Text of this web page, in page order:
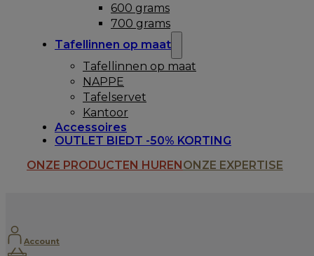
600 grams
700 grams
Tafellinnen op maat
Tafellinnen op maat
NAPPE
Tafelservet
Kantoor
Accessoires
OUTLET BIEDT -50% KORTING
ONZE PRODUCTEN HURENONZE EXPERTISE
Account